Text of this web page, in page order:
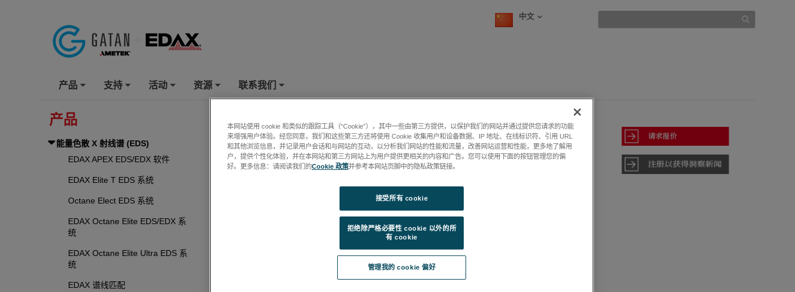
中文
产品 支持 活动 资源 联系我们
产品
能量色散 X 射线谱 (EDS)
EDAX APEX EDS/EDX 软件
EDAX Elite T EDS 系统
Octane Elect EDS 系统
EDAX Octane Elite EDS/EDX 系
统
EDAX Octane Elite Ultra EDS 系
统
EDAX 谱线匹配
能量色散 X 射线谱 (EDS)
EDAX APEX EDS/EDX 软件
APEX™是EDAX的首要X射线能谱（EDS）数据采集和分析以及材料
和同步复查分析模式，确保了高质量、准确的结果和更高的工作效
继续阅读
EDAX Elite T EDS 系统
面向扫描透射电子显微表征 (S)TEM 和原位显微表征应用直观而易用
的能量色散 X 射线谱学 (EDS) 工具。继续阅读
本网站使用 cookie 和类似的跟踪工具（“Cookie”），其中一些由第三方提供，以保护我们的网站并通过提供您请求的功能
来增强用户体验。经您同意，我们和这些第三方还将使用 Cookie 收集用户和设备数据、IP 地址、在线标识符、引用 URL
和其他浏览信息，并记录用户会话和与网站的互动，以分析我们网站的性能和流量，改善网站运营和性能，更多地了解用
户，提供个性化体验，并在本网站和第三方网站上为用户提供更相关的内容和广告。您可以使用下面的按钮管理您的偏
好。更多信息：请阅读我们的Cookie 政策并参考本网站页脚中的隐私政策链接。
管理我的 cookie 偏好
拒绝除严格必要性 cookie 以外的所
有 cookie
接受所有 cookie